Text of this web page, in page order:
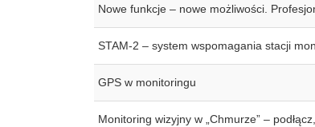
Nowe funkcje – nowe możliwości.
STAM-2 – system wspomagania stacji
GPS w monitoringu
Monitoring wizyjny w „Chmurze” –